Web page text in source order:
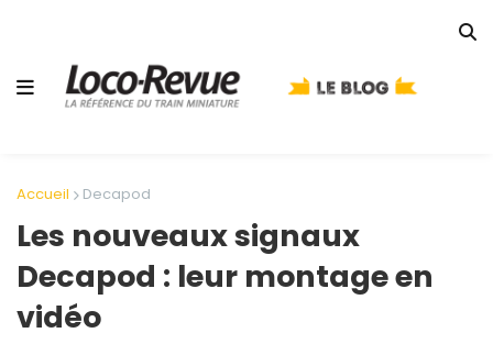
Accueil Decapod
Les nouveaux signaux
Decapod : leur montage en
vidéo